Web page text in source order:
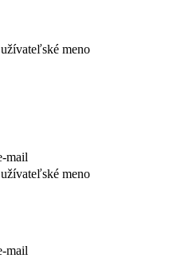
užívateľské meno
mail
užívateľské meno
mail